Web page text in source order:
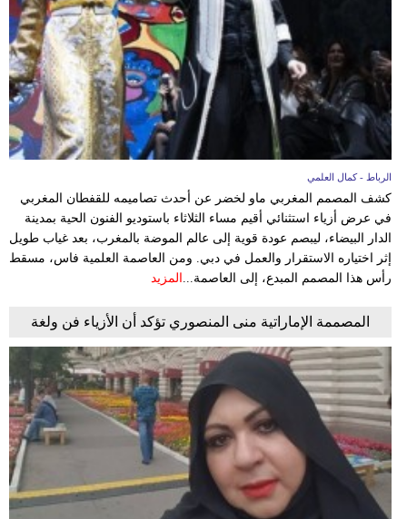
الرباط - كمال العلمي
كشف المصمم المغربي ماو لخضر عن أحدث تصاميمه للقفطان المغربي
في عرض أزياء استثنائي أقيم مساء الثلاثاء باستوديو الفنون الحية بمدينة
الدار البيضاء، ليبصم عودة قوية إلى عالم الموضة بالمغرب، بعد غياب طويل
إثر اختياره الاستقرار والعمل في دبي. ومن العاصمة العلمية فاس، مسقط
رأس هذا المصمم المبدع، إلى العاصمة... المزيد
المصممة الإماراتية منى المنصوري تؤكد أن الأزياء فن ولغة